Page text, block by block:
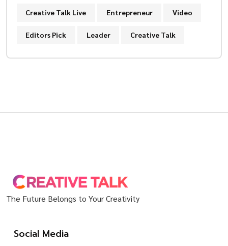
Creative Talk Live Entrepreneur Video
Editors Pick Leader Creative Talk
The Future Belongs to Your Creativity
Social Media